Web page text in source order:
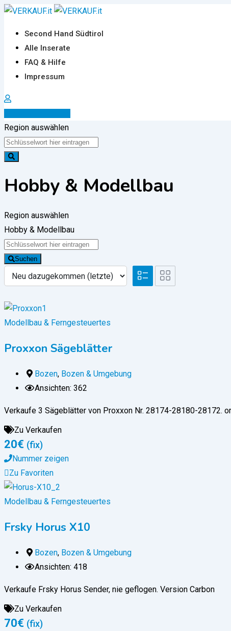
Zum
springen
Second Hand Südtirol
Alle Inserate
FAQ & Hilfe
Impressum
Region auswählen
Hobby & Modellbau
Region auswählen
Hobby & Modellbau
Suchen
Modellbau & Ferngesteuertes
Proxxon Sägeblätter
Bozen, Bozen & Umgebung
Ansichten: 362
Verkaufe 3 Sägeblätter von Proxxon Nr. 28174-28180-28172.
Zu Verkaufen
20€ (fix)
Nummer zeigen
Zu Favoriten
Modellbau & Ferngesteuertes
Frsky Horus X10
Bozen, Bozen & Umgebung
Ansichten: 418
Verkaufe Frsky Horus Sender, nie geflogen. Version Carbon
Zu Verkaufen
70€ (fix)